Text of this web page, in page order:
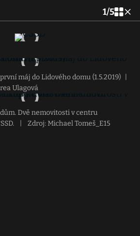
1/5
máj do Lidového domu (1.5.2019)
Ulagová
Dvě nemovitosti v centru
Zdroj: Michael Tomeš_E15